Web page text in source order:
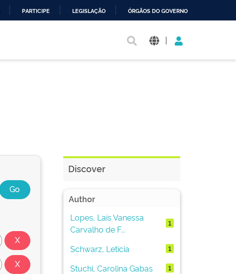
PARTICIPE LEGISLAÇÃO ÓRGÃOS DO GOVERNO
|
Discover
Author
Lopes, Laís Vanessa
Carvalho de F...
1
Schwarz, Letícia 1
Stuchi, Carolina Gabas 1